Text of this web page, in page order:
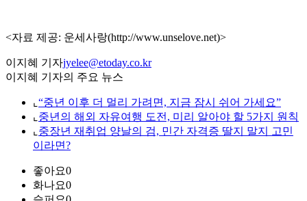
<자료 제공: 운세사랑(http://www.unselove.net)>
이지혜 기자jyelee@etoday.co.kr
이지혜 기자의 주요 뉴스
⌞ “중년 이후 더 멀리 가려면, 지금 잠시 쉬어 가세요”
⌞ 중년의 해외 자유여행 도전, 미리 알아야 할 5가지 원칙
⌞ 중장년 재취업 양날의 검, 민간 자격증 딸지 말지 고민
이라면?
좋아요0
화나요0